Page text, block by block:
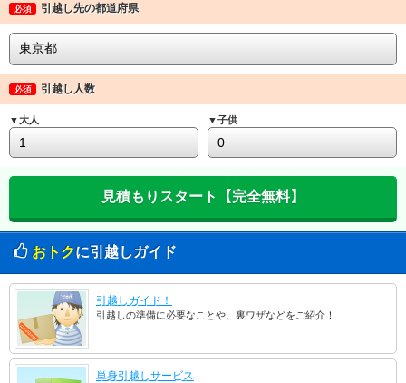
必須 引越し先の都道府県
必須 引越し人数
▼大人 ▼子供
おトクに引越しガイド
引越しガイド！
引越しの準備に必要なことや、裏ワザなどをご紹介！
単身引越しサービス